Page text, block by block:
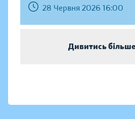
28 Червня 2026 16:00
Дивитись